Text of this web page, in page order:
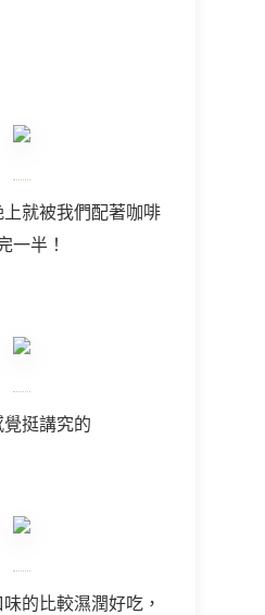
就被我們配著咖啡
一半！
挺講究的
的比較濕潤好吃，